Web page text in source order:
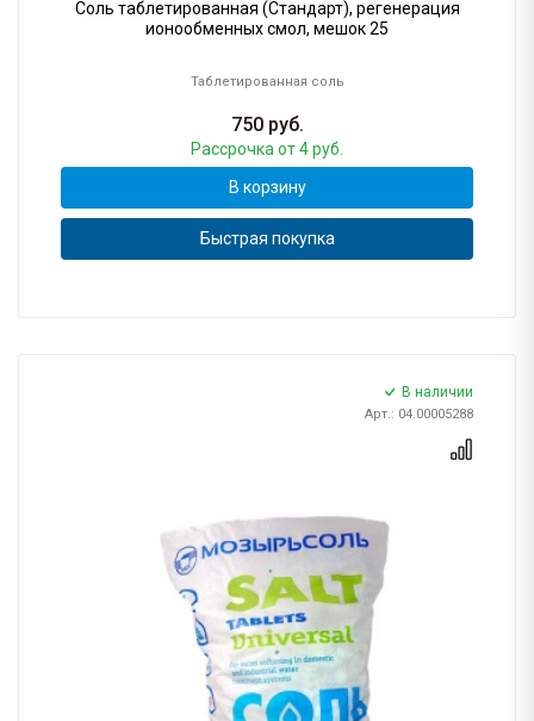
Соль таблетированная (Стандарт), регенерация
ионообменных смол, мешок 25
Таблетированная соль
750руб.
Рассрочка от 4 руб.
В корзину
Быстрая покупка
В наличии
Арт.: 04.00005288